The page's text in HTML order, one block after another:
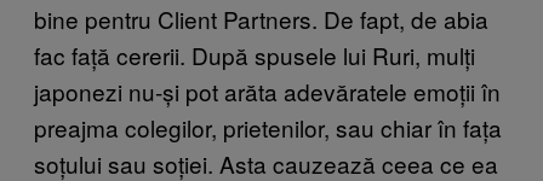
bine pentru Client Partners. De fapt, de abia
fac față cererii. După spusele lui Ruri, mulți
japonezi nu-și pot arăta adevăratele emoții în
preajma colegilor, prietenilor, sau chiar în fața
soțului sau soției. Asta cauzează ceea ce ea